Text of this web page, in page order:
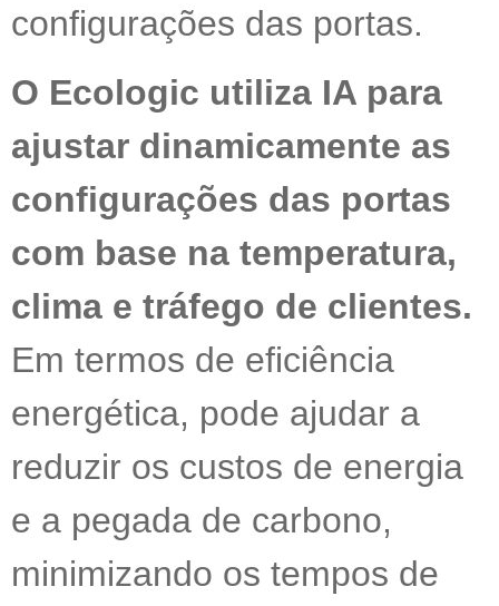
configurações das portas.
O Ecologic utiliza IA para
ajustar dinamicamente as
configurações das portas
com base na temperatura,
clima e tráfego de clientes.
Em termos de eficiência
energética, pode ajudar a
reduzir os custos de energia
e a pegada de carbono,
minimizando os tempos de